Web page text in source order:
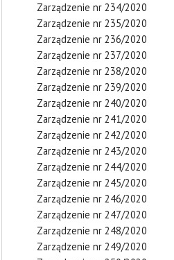
Zarządzenie nr 234/2020
Zarządzenie nr 235/2020
Zarządzenie nr 236/2020
Zarządzenie nr 237/2020
Zarządzenie nr 238/2020
Zarządzenie nr 239/2020
Zarządzenie nr 240/2020
Zarządzenie nr 241/2020
Zarządzenie nr 242/2020
Zarządzenie nr 243/2020
Zarządzenie nr 244/2020
Zarządzenie nr 245/2020
Zarządzenie nr 246/2020
Zarządzenie nr 247/2020
Zarządzenie nr 248/2020
Zarządzenie nr 249/2020